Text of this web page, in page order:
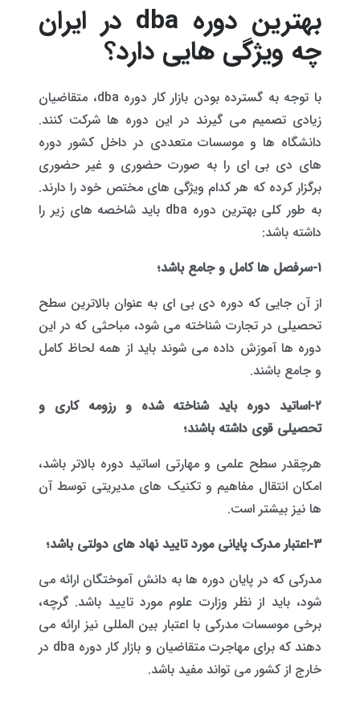
بهترین دوره dba در ایران
چه ویژگی هایی دارد؟
با توجه به گسترده بودن بازار کار دوره dba، متقاضیان
زیادی تصمیم می گیرند در این دوره ها شرکت کنند.
دانشگاه ها و موسسات متعددی در داخل کشور دوره
های دی بی ای را به صورت حضوری و غیر حضوری
برگزار کرده که هر کدام ویژگی های مختص خود را دارند.
به طور کلی بهترین دوره dba باید شاخصه های زیر را
داشته باشد:
۱-سرفصل ها کامل و جامع باشد؛
از آن جایی که دوره دی بی ای به عنوان بالاترین سطح
تحصیلی در تجارت شناخته می شود، مباحثی که در این
دوره ها آموزش داده می شوند باید از همه لحاظ کامل
و جامع باشند.
۲-اساتید دوره باید شناخته شده و رزومه کاری و
تحصیلی قوی داشته باشند؛
هرچقدر سطح علمی و مهارتی اساتید دوره بالاتر باشد،
امکان انتقال مفاهیم و تکنیک های مدیریتی توسط آن
ها نیز بیشتر است.
۳-اعتبار مدرک پایانی مورد تایید نهاد های دولتی باشد؛
مدرکی که در پایان دوره ها به دانش آموختگان ارائه می
شود، باید از نظر وزارت علوم مورد تایید باشد. گرچه،
برخی موسسات مدرکی با اعتبار بین المللی نیز ارائه می
دهند که برای مهاجرت متقاضیان و بازار کار دوره dba در
خارج از کشور می تواند مفید باشد.